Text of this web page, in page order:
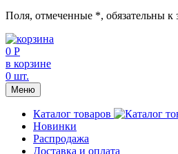
Поля, отмеченные *, обязательны
0 Р
в корзине
0 шт.
Меню
Каталог товаров
Новинки
Распродажа
Доставка и оплата